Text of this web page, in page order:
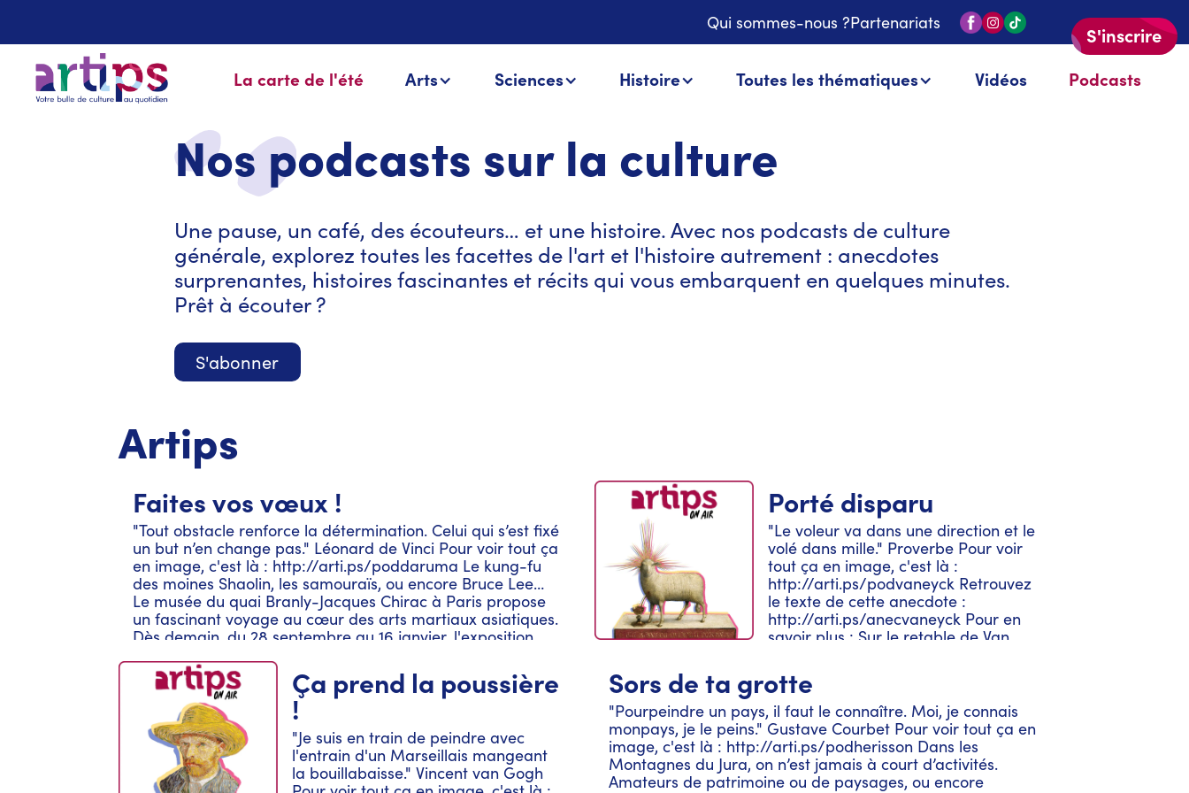
Qui sommes-nous ?Partenariats
La carte de l'été Arts Sciences Histoire Toutes les thématiques Vidéos Podcasts
S'inscrire
Nos podcasts sur la culture
Une pause, un café, des écouteurs… et une histoire. Avec nos podcasts de culture
générale, explorez toutes les facettes de l'art et l'histoire autrement : anecdotes
surprenantes, histoires fascinantes et récits qui vous embarquent en quelques minutes.
Prêt à écouter ?
S'abonner
Artips
Faites vos vœux !
"Tout obstacle renforce la détermination. Celui qui s’est fixé
un but n’en change pas." Léonard de Vinci Pour voir tout ça
en image, c'est là : http://arti.ps/poddaruma Le kung-fu
des moines Shaolin, les samouraïs, ou encore Bruce Lee…
Le musée du quai Branly-Jacques Chirac à Paris propose
un fascinant voyage au cœur des arts martiaux asiatiques.
Dès demain, du 28 septembre au 16 janvier, l'exposition
travers une riche sélection d’œuvres, d’armes, et d'extraits
de cinéma ! Artips est une production Artly Production / Lu
avec délectation par Antoine Leiris / Amoureusement mis
en musique par Benoît Perret / Omnia Studio / Monté et
réalisé avec talent par Khrystyna Burak / Anecdote
concoctée avec le musée du quai Branly-Jacques Chirac et
adaptée par Benjamin Billiet, Antoine Leiris et Delphine
Porté disparu
"Le voleur va dans une direction et le
volé dans mille." Proverbe Pour voir
tout ça en image, c'est là :
http://arti.ps/podvaneyck Retrouvez
le texte de cette anecdote :
http://arti.ps/anecvaneyck Pour en
savoir plus : Sur le retable de Van
est une production Artly Production /
Lu avec délectation par Antoine Leiris
/ Amoureusement mis en musique
par Benoît Perret / Omnia Studio /
Monté et réalisé avec talent par
Khrystyna Burak / Anecdote
concoctée et adaptée par Benjamin
Ça prend la poussière
!
"Je suis en train de peindre avec
l'entrain d'un Marseillais mangeant
la bouillabaisse." Vincent van Gogh
Sors de ta grotte
"Pourpeindre un pays, il faut le connaître. Moi, je connais
monpays, je le peins." Gustave Courbet Pour voir tout ça en
image, c'est là : http://arti.ps/podherisson Dans les
Montagnes du Jura, on n’est jamais à court d’activités.
Amateurs de patrimoine ou de paysages, ou encore